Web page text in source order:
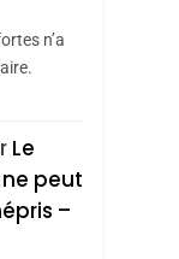
n’a
Le
peut
–